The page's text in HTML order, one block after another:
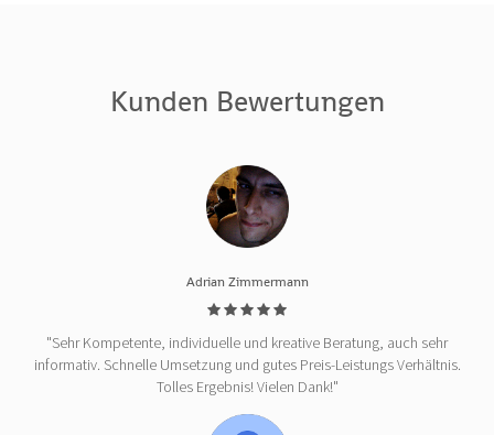
Kunden Bewertungen
Adrian Zimmermann
"Sehr Kompetente, individuelle und kreative Beratung, auch sehr
informativ. Schnelle Umsetzung und gutes Preis-Leistungs Verhältnis.
Tolles Ergebnis! Vielen Dank!"